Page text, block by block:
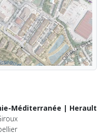
Méditerranée | Herault